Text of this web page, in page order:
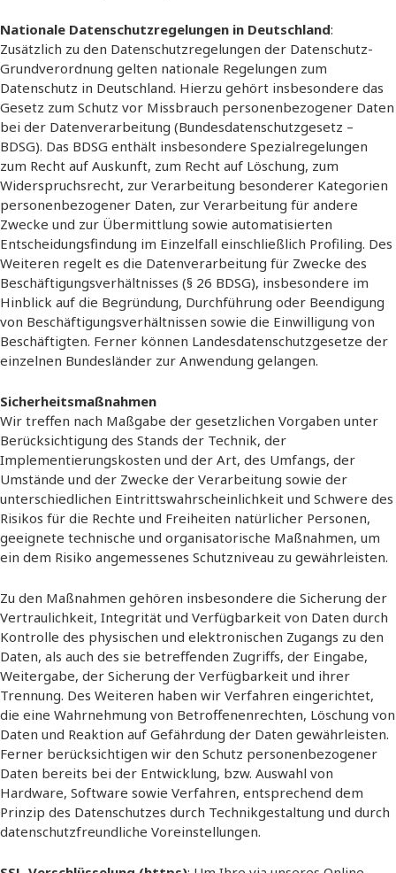
Nationale Datenschutzregelungen in Deutschland:
Zusätzlich zu den Datenschutzregelungen der Datenschutz-
Grundverordnung gelten nationale Regelungen zum
Datenschutz in Deutschland. Hierzu gehört insbesondere das
Gesetz zum Schutz vor Missbrauch personenbezogener Daten
bei der Datenverarbeitung (Bundesdatenschutzgesetz –
BDSG). Das BDSG enthält insbesondere Spezialregelungen
zum Recht auf Auskunft, zum Recht auf Löschung, zum
Widerspruchsrecht, zur Verarbeitung besonderer Kategorien
personenbezogener Daten, zur Verarbeitung für andere
Zwecke und zur Übermittlung sowie automatisierten
Entscheidungsfindung im Einzelfall einschließlich Profiling. Des
Weiteren regelt es die Datenverarbeitung für Zwecke des
Beschäftigungsverhältnisses (§ 26 BDSG), insbesondere im
Hinblick auf die Begründung, Durchführung oder Beendigung
von Beschäftigungsverhältnissen sowie die Einwilligung von
Beschäftigten. Ferner können Landesdatenschutzgesetze der
einzelnen Bundesländer zur Anwendung gelangen.
Sicherheitsmaßnahmen
Wir treffen nach Maßgabe der gesetzlichen Vorgaben unter
Berücksichtigung des Stands der Technik, der
Implementierungskosten und der Art, des Umfangs, der
Umstände und der Zwecke der Verarbeitung sowie der
unterschiedlichen Eintrittswahrscheinlichkeit und Schwere des
Risikos für die Rechte und Freiheiten natürlicher Personen,
geeignete technische und organisatorische Maßnahmen, um
ein dem Risiko angemessenes Schutzniveau zu gewährleisten.
Zu den Maßnahmen gehören insbesondere die Sicherung der
Vertraulichkeit, Integrität und Verfügbarkeit von Daten durch
Kontrolle des physischen und elektronischen Zugangs zu den
Daten, als auch des sie betreffenden Zugriffs, der Eingabe,
Weitergabe, der Sicherung der Verfügbarkeit und ihrer
Trennung. Des Weiteren haben wir Verfahren eingerichtet,
die eine Wahrnehmung von Betroffenenrechten, Löschung von
Daten und Reaktion auf Gefährdung der Daten gewährleisten.
Ferner berücksichtigen wir den Schutz personenbezogener
Daten bereits bei der Entwicklung, bzw. Auswahl von
Hardware, Software sowie Verfahren, entsprechend dem
Prinzip des Datenschutzes durch Technikgestaltung und durch
datenschutzfreundliche Voreinstellungen.